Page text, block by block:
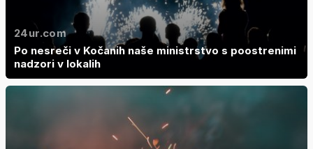
24ur.com
Po nesreči v Kočanih naše ministrstvo s poostrenimi
nadzori v lokalih